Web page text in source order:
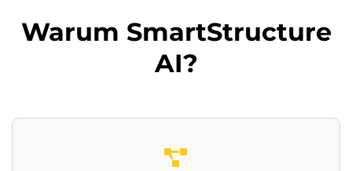
Warum SmartStructure
AI?